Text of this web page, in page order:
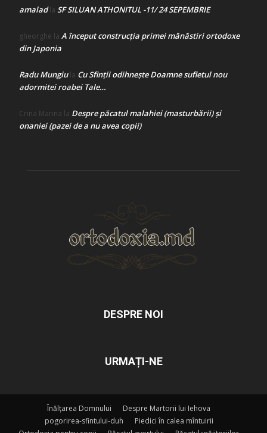
amaladla SF SILUAN ATHONITUL -11/ 24 SEPEMBRIE
gheorghe la A început construcţia primei mănăstiri ortodoxe
din Japonia
Radu Mungiula Cu Sfinții odihnește Doamne sufletul nou
adormitei roabei Tale…
Crina Marina la Despre păcatul malahiei (masturbării) şi
onaniei (pazei de a nu avea copii)
DESPRE NOI
URMAȚI-NE
Înălțarea Domnului
Despre Martorii lui Iehova
pogorirea-sfintului-duh
Piedici în calea mîntuirii